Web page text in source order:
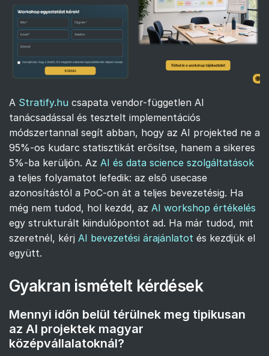
A Stratify.hu csapata vendor-független AI
tanácsadással és tesztelt implementációs
módszertannal segít abban, hogy az AI projekted ne a
95%-os kudarc statisztikát erősítse, hanem a sikeres
5%-ba kerüljön. Az AI és data science szolgáltatások
a teljes folyamatot lefedik: az első usecase
azonosítástól a PoC-on át a teljes bevezetésig. Ha
még nem tudod, hol kezdd, az AI workshop értékelés
egy strukturált kiindulópontot ad. Ha már tudod, mit
szeretnél, kérj AI bevezetési árajánlatot és kezdjük el
együtt.
Gyakran ismételt kérdések
Mennyi időn belül térülnek meg tipikusan
az AI projektek magyar
középvállalatoknál?